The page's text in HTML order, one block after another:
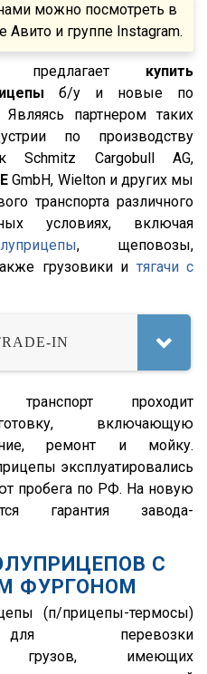
можно посмотреть в
Авито и группе Instagram.
предлагает купить
б/у и новые по
партнером таких
по производству
Schmitz Cargobull AG,
GmbH, Wielton и других мы
транспорта различного
условиях, включая
, щеповозы,
грузовики и тягачи с
IN
проходит
включающую
ремонт и мойку.
эксплуатировались
пробега по РФ. На новую
гарантия завода-
С
ФУРГОНОМ
(п/прицепы-термосы)
для перевозки
грузов, имеющих